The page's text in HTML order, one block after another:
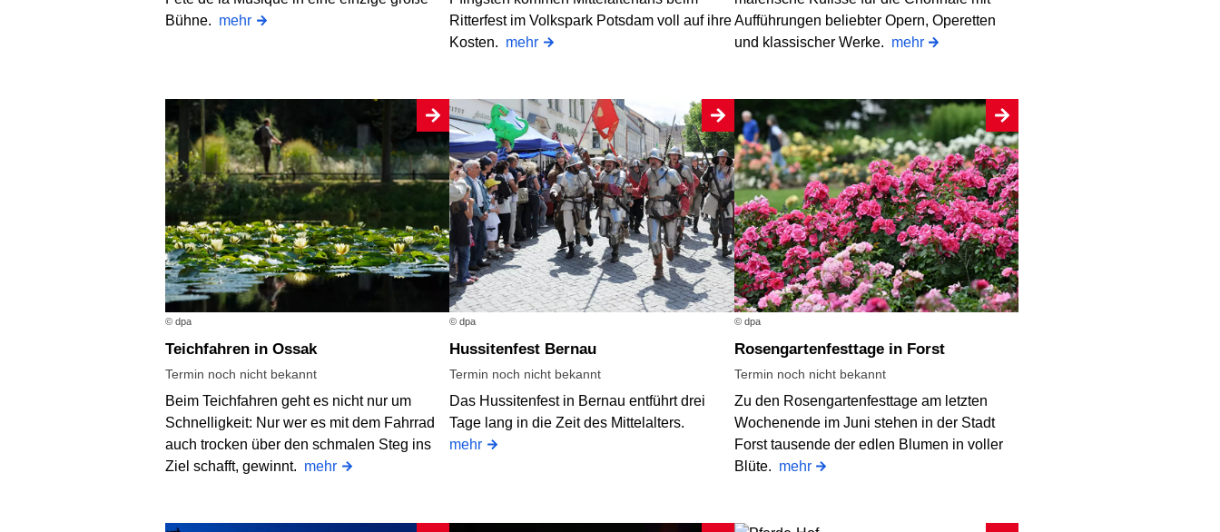
Bühne. mehr
Ritterfest im Volkspark Potsdam voll auf ihre
Kosten. mehr
Aufführungen beliebter Opern, Operetten
und klassischer Werke. mehr
© dpa
Teichfahren in Ossak
Termin noch nicht bekannt
Beim Teichfahren geht es nicht nur um
Schnelligkeit: Nur wer es mit dem Fahrrad
auch trocken über den schmalen Steg ins
Ziel schafft, gewinnt. mehr
© dpa
Hussitenfest Bernau
Termin noch nicht bekannt
Das Hussitenfest in Bernau entführt drei
Tage lang in die Zeit des Mittelalters.
mehr
© dpa
Rosengartenfesttage in Forst
Termin noch nicht bekannt
Zu den Rosengartenfesttage am letzten
Wochenende im Juni stehen in der Stadt
Forst tausende der edlen Blumen in voller
Blüte. mehr